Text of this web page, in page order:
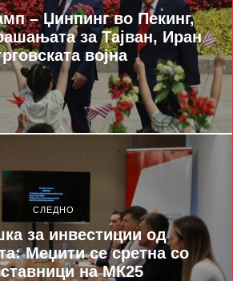
– Џинпинг во Пекинг,
за Тајван, Иран
војна
СЛЕДНО
за инвестиции од
Меџити се сретна со
на МК25